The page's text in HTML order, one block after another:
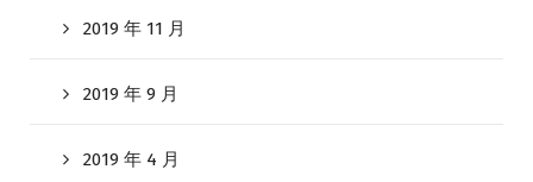
2019 年 11 月
2019 年 9 月
2019 年 4 月